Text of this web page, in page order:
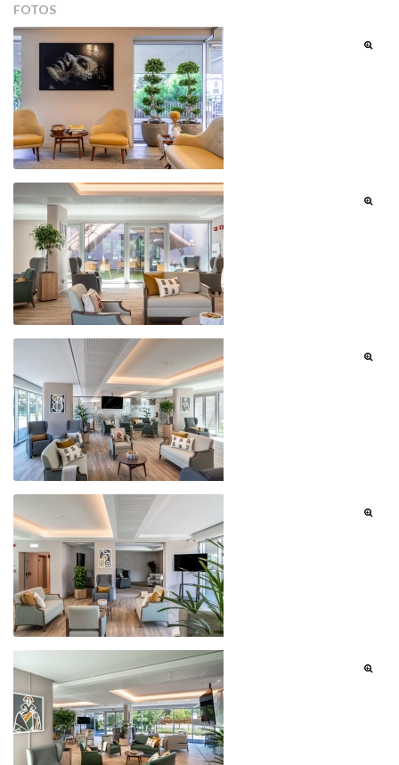
FOTOS